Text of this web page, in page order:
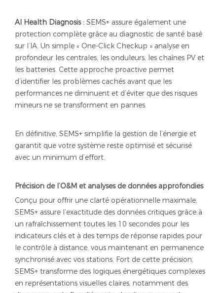
AI Health Diagnosis : SEMS+ assure également une
protection complète grâce au diagnostic de santé basé
sur l’IA. Un simple « One-Click Checkup » analyse en
profondeur les centrales, les onduleurs, les chaînes PV et
les batteries. Cette approche proactive permet
d’identifier les problèmes cachés avant que les
performances ne diminuent et d’éviter que des risques
mineurs ne se transforment en pannes.
En définitive, SEMS+ simplifie la gestion de l’énergie et
garantit que votre système reste optimisé et sécurisé
avec un minimum d’effort.
Précision de l’O&M et analyses de données approfondies
Conçu pour offrir une clarté opérationnelle maximale,
SEMS+ assure l’exactitude des données critiques grâce à
un rafraîchissement toutes les 10 secondes pour les
indicateurs clés et à des temps de réponse rapides pour
le contrôle à distance, vous maintenant en permanence
synchronisé avec vos stations. Fort de cette précision,
SEMS+ transforme des logiques énergétiques complexes
en représentations visuelles claires, notamment des